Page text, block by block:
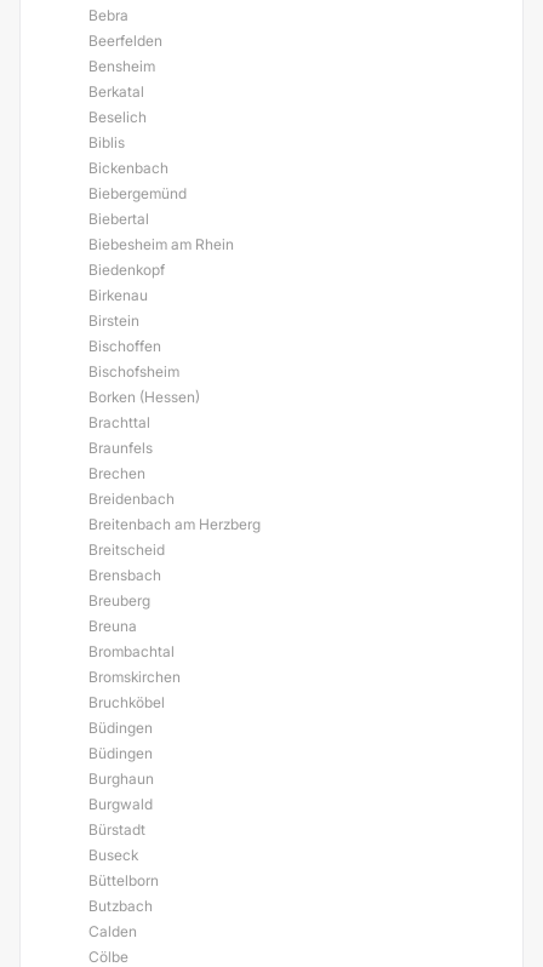
Bebra
Beerfelden
Bensheim
Berkatal
Beselich
Biblis
Bickenbach
Biebergemünd
Biebertal
Biebesheim am Rhein
Biedenkopf
Birkenau
Birstein
Bischoffen
Bischofsheim
Borken (Hessen)
Brachttal
Braunfels
Brechen
Breidenbach
Breitenbach am Herzberg
Breitscheid
Brensbach
Breuberg
Breuna
Brombachtal
Bromskirchen
Bruchköbel
Büdingen
Büdingen
Burghaun
Burgwald
Bürstadt
Buseck
Büttelborn
Butzbach
Calden
Cölbe